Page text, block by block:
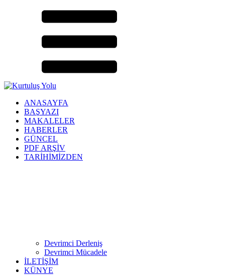
ANASAYFA
BAŞYAZI
MAKALELER
HABERLER
GÜNCEL
PDF ARŞİV
TARİHİMİZDEN
Devrimci Derleniş
Devrimci Mücadele
İLETİŞİM
KÜNYE